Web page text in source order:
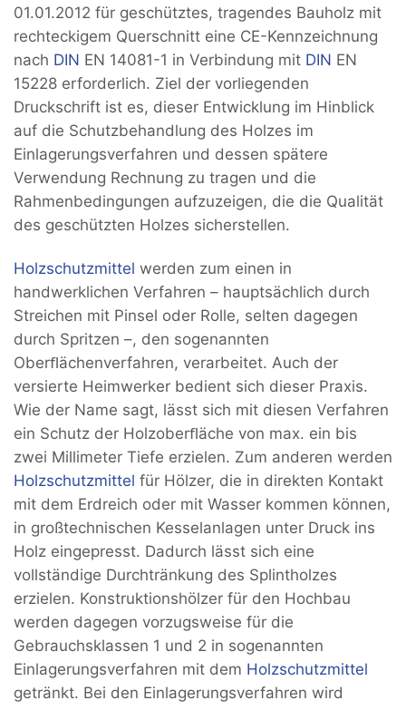
01.01.2012 für geschütztes, tragendes Bauholz mit
rechteckigem Querschnitt eine CE-Kennzeichnung
nach DIN EN 14081-1 in Verbindung mit DIN EN
15228 erforderlich. Ziel der vorliegenden
Druckschrift ist es, dieser Entwicklung im Hinblick
auf die Schutzbehandlung des Holzes im
Einlagerungsverfahren und dessen spätere
Verwendung Rechnung zu tragen und die
Rahmenbedingungen aufzuzeigen, die die Qualität
des geschützten Holzes sicherstellen.
Holzschutzmittel werden zum einen in
handwerklichen Verfahren – hauptsächlich durch
Streichen mit Pinsel oder Rolle, selten dagegen
durch Spritzen –, den sogenannten
Oberﬂächenverfahren, verarbeitet. Auch der
versierte Heimwerker bedient sich dieser Praxis.
Wie der Name sagt, lässt sich mit diesen Verfahren
ein Schutz der Holzoberﬂäche von max. ein bis
zwei Millimeter Tiefe erzielen. Zum anderen werden
Holzschutzmittel für Hölzer, die in direkten Kontakt
mit dem Erdreich oder mit Wasser kommen können,
in großtechnischen Kesselanlagen unter Druck ins
Holz eingepresst. Dadurch lässt sich eine
vollständige Durchtränkung des Splintholzes
erzielen. Konstruktionshölzer für den Hochbau
werden dagegen vorzugsweise für die
Gebrauchsklassen 1 und 2 in sogenannten
Einlagerungsverfahren mit dem Holzschutzmittel
getränkt. Bei den Einlagerungsverfahren wird